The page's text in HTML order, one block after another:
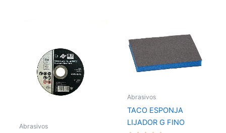
Abrasivos
Abrasivos
TACO ESPONJA
LIJADOR G FINO